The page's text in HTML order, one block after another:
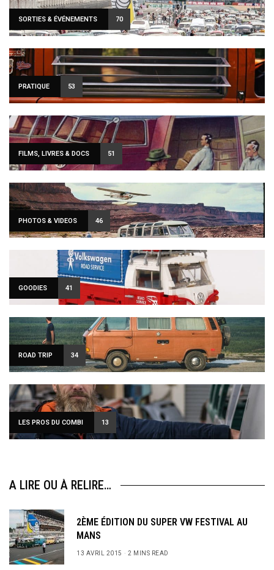
SORTIES & ÉVÉNEMENTS 70
PRATIQUE 53
FILMS, LIVRES & DOCS 51
PHOTOS & VIDEOS 46
GOODIES 41
ROAD TRIP 34
LES PROS DU COMBI 13
A LIRE OU À RELIRE…
2ÈME ÉDITION DU SUPER VW FESTIVAL AU
MANS
13 AVRIL 2015 2 MINS READ